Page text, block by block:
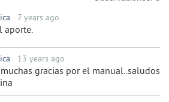
7 years ago
aporte.
13 years ago
gracias por el manual..saludos